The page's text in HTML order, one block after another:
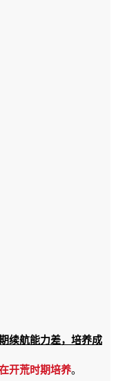
续航能力差，培养成
开荒时期培养。